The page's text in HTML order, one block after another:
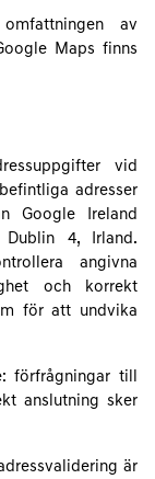
av
Maps finns
vid
adresser
Google Ireland
Dublin 4, Irland.
angivna
och korrekt
för att undvika
förfrågningar till
anslutning sker
är